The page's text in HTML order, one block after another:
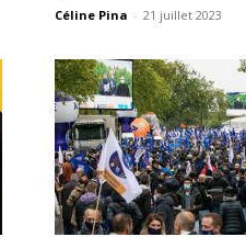
Céline Pina - 21 juillet 2023